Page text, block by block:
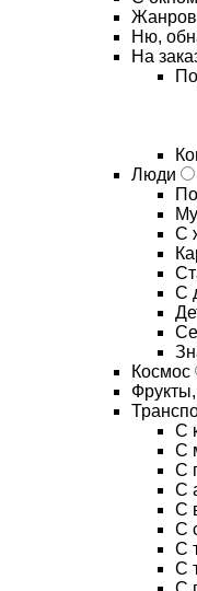
Ню,
На
Люди
С
С
Космос
С
С
С
С
С
С
С
С